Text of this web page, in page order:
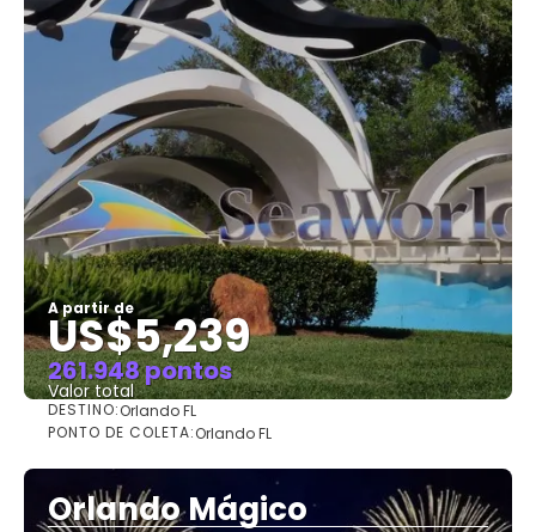
A partir de
US$5,239
261.948 pontos
Valor total
Saiba mais
DESTINO:Orlando FL
PONTO DE COLETA:Orlando FL
Orlando Mágico